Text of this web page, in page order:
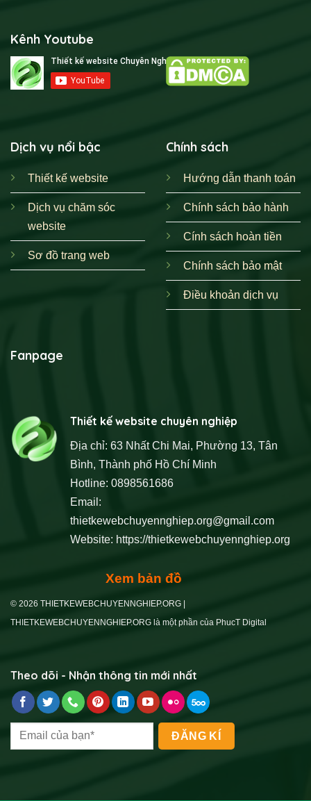
Kênh Youtube
Dịch vụ nổi bậc
Thiết kế website
Dịch vụ chăm sóc
website
Sơ đồ trang web
Chính sách
Hướng dẫn thanh toán
Chính sách bảo hành
Cính sách hoàn tiền
Chính sách bảo mật
Điều khoản dịch vụ
Fanpage
Thiết kế website chuyên nghiệp
Địa chỉ: 63 Nhất Chi Mai, Phường 13, Tân
Bình, Thành phố Hồ Chí Minh
Hotline: 0898561686
Email:
thietkewebchuyennghiep.org@gmail.com
Website: https://thietkewebchuyennghiep.org
Xem bản đồ
© 2026 THIETKEWEBCHUYENNGHIEP.ORG |
THIETKEWEBCHUYENNGHIEP.ORG là một phần của PhucT Digital
Theo dõi - Nhận thông tin mới nhất